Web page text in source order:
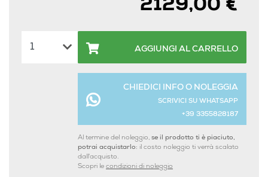
2129,00 €
AGGIUNGI AL CARRELLO
CHIEDICI INFO O NOLEGGIA
SCRIVICI SU WHATSAPP
+39 3355828187
Al termine del noleggio, se il prodotto ti è piaciuto,
potrai acquistarlo: il costo noleggio ti verrà scalato
dall'acquisto.
Scopri le condizioni di noleggio